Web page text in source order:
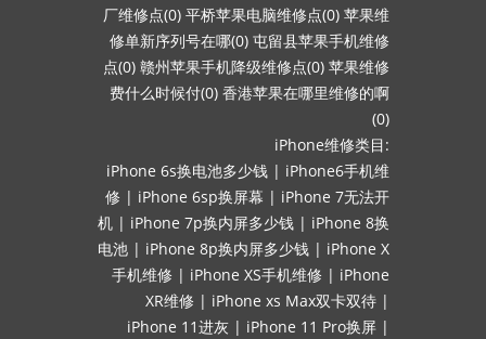
厂维修点(0) 平桥苹果电脑维修点(0) 苹果维
修单新序列号在哪(0) 屯留县苹果手机维修
点(0) 赣州苹果手机降级维修点(0) 苹果维修
费什么时候付(0) 香港苹果在哪里维修的啊
(0)
iPhone维修类目:
iPhone 6s换电池多少钱 | iPhone6手机维
修 | iPhone 6sp换屏幕 | iPhone 7无法开
机 | iPhone 7p换内屏多少钱 | iPhone 8换
电池 | iPhone 8p换内屏多少钱 | iPhone X
手机维修 | iPhone XS手机维修 | iPhone
XR维修 | iPhone xs Max双卡双待 |
iPhone 11进灰 | iPhone 11 Pro换屏 |